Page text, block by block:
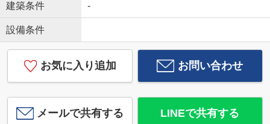
建築条件 -
設備条件
お気に入り追加 お問い合わせ
メールで共有する LINEで共有する